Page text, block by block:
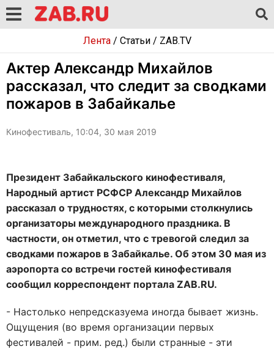
Лента/ Статьи/ ZAB.TV
Актер Александр Михайлов
рассказал, что следит за сводками
пожаров в Забайкалье
Кинофестиваль, 10:04, 30 мая 2019
Президент Забайкальского кинофестиваля,
Народный артист РСФСР Александр Михайлов
рассказал о трудностях, с которыми столкнулись
организаторы международного праздника. В
частности, он отметил, что с тревогой следил за
сводками пожаров в Забайкалье. Об этом 30 мая из
аэропорта со встречи гостей кинофестиваля
сообщил корреспондент портала ZAB.RU.
- Настолько непредсказуема иногда бывает жизнь.
Ощущения (во время организации первых
фестивалей - прим. ред.) были странные - эти